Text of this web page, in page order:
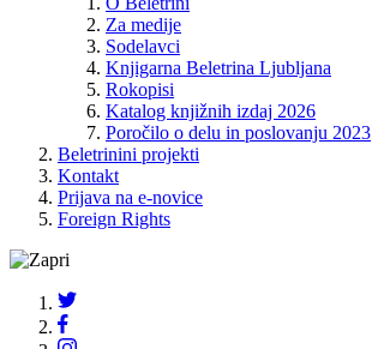
Za medije
Sodelavci
Knjigarna Beletrina Ljubljana
Rokopisi
Katalog knjižnih izdaj 2026
Poročilo o delu in poslovanju 2023
Beletrinini projekti
Kontakt
Prijava na e-novice
Foreign Rights